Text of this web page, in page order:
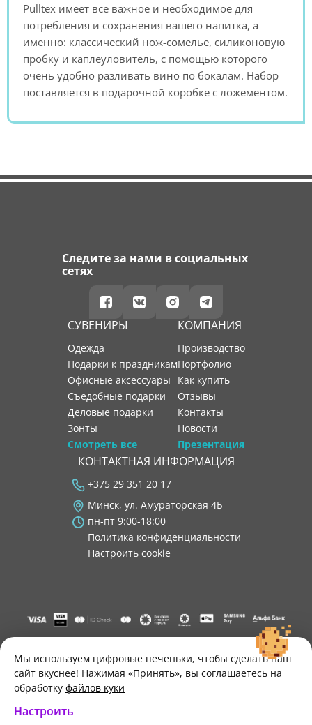
Pulltex имеет все важное и необходимое для
потребления и сохранения вашего напитка, а
именно: классический нож-сомелье, силиконовую
пробку и каплеуловитель, с помощью которого
очень удобно разливать вино по бокалам. Набор
поставляется в подарочной коробке с ложементом.
Следите за нами в социальных
сетях
СУВЕНИРЫ
Одежда
Подарки к праздникам
Офисные аксессуары
Съедобные подарки
Деловые подарки
Зонты
Смотреть все
КОМПАНИЯ
производство
портфолио
как купить
отзывы
контакты
новости
Презентация
КОНТАКТНАЯ ИНФОРМАЦИЯ
+375 29 351 20 17
Минск, ул. Амураторская 4Б
пн-пт 9:00-18:00
Политика конфиденциальности
Настроить cookie
"ООО "Лигатура", УНП 193602931, Республика Беларусь, 220004,
г. Минск, ул. Амураторская, 4Б, цокольный этаж, помещение 3.
Р/с BY34 ALFA 3012 2B24 8200 1027 0000"
Свидетельство о государственной регистрации №193602931
выдано Минским горисполкомом 30.11.2021 г.
Мы используем цифровые печеньки, чтобы сделать наш
сайт вкуснее! Нажимая «Принять», вы соглашаетесь на
обработку файлов куки
Настроить